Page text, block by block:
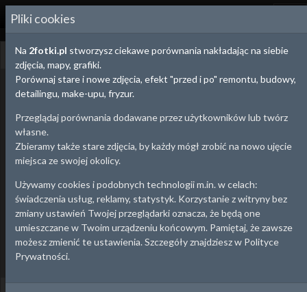
2FOTKI.PL
Mobilna gra terenowa otwórz panel twórcy
Witaj w grze terenowej na smartfony!
Nie musisz nic instalować, ani się rejestrować, aby zagrać. Wystarczy Twój
Gra terenowa polega na wyprawie w teren i meldowaniu się
w miejscach zaznaczonych na mapie.
zeskanowanie kodu QR).
Jeśli masz smykałkę twórcy i znasz ciekawostki na temat swojej okolicy, to
możesz łatwo utworzyć własną misję.
Misje mogą być niepubliczne, więc możesz je tworzyć dla Twoich
znajomych lub podopiecznych :)
Pliki cookies
Na 2fotki.pl stworzysz ciekawe porównania nakładając na siebie
zdjęcia, mapy, grafiki.
Porównaj stare i nowe zdjęcia, efekt "przed i po" remontu, budowy,
detailingu, make-upu, fryzur.
Przeglądaj porównania dodawane przez użytkowników lub twórz
własne.
Zbieramy także stare zdjęcia, by każdy mógł zrobić na nowo ujęcie
miejsca ze swojej okolicy.
Używamy cookies i podobnych technologii m.in. w celach:
świadczenia usług, reklamy, statystyk. Korzystanie z witryny bez
zmiany ustawień Twojej przeglądarki oznacza, że będą one
umieszczane w Twoim urządzeniu końcowym. Pamiętaj, że zawsze
możesz zmienić te ustawienia. Szczegóły znajdziesz w Polityce
Prywatności.